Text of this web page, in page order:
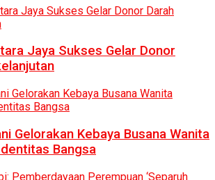
Jaya Sukses Gelar Donor
Gelorakan Kebaya Busana Wanita
Bangsa